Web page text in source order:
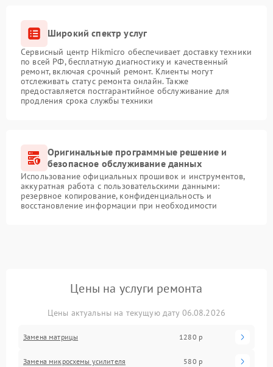
Широкий спектр услуг
Сервисный центр Hikmicro обеспечивает доставку техники
по всей РФ, бесплатную диагностику и качественный
ремонт, включая срочный ремонт. Клиенты могут
отслеживать статус ремонта онлайн. Также
предоставляется постгарантийное обслуживание для
продления срока службы техники
Оригинальные программные решение и
безопасное обслуживание данных
Использование официальных прошивок и инструментов,
аккуратная работа с пользовательскими данными:
резервное копирование, конфиденциальность и
восстановление информации при необходимости
Цены на услуги ремонта
Цены актуальны на текущую дату 06.08.2026
Замена матрицы 1280 р
Замена микросхемы усилителя 580 р